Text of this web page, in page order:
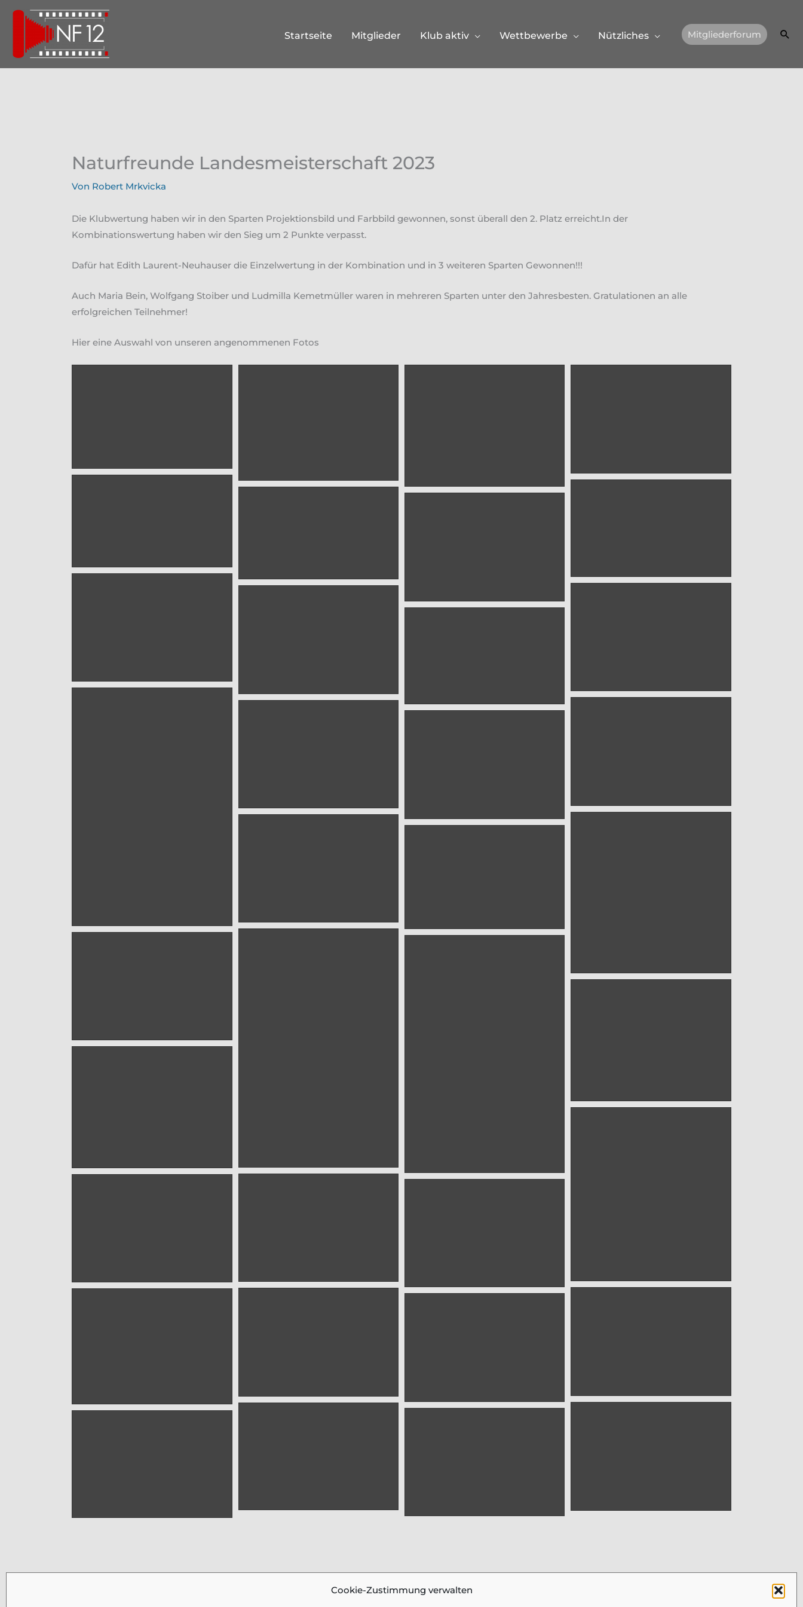
Cookie-Zustimmung verwalten
Zum
springen
Startseite Mitglieder Klub aktiv Wettbewerbe Nützliches Mitgliederforum
Naturfreunde Landesmeisterschaft 2023
Von Robert Mrkvicka
Die Klubwertung haben wir in den Sparten Projektionsbild und Farbbild gewonnen, sonst überall den 2. Platz erreicht.In der
Kombinationswertung haben wir den Sieg um 2 Punkte verpasst.
Dafür hat Edith Laurent-Neuhauser die Einzelwertung in der Kombination und in 3 weiteren Sparten Gewonnen!!!
Auch Maria Bein, Wolfgang Stoiber und Ludmilla Kemetmüller waren in mehreren Sparten unter den Jahresbesten. Gratulationen an alle
erfolgreichen Teilnehmer!
Hier eine Auswahl von unseren angenommenen Fotos